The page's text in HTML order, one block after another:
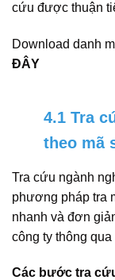
cứu được thuận
Download danh
ĐÂY
4.1 Tra
theo mã
Tra cứu ngành
phương pháp tra
nhanh và đơn
công ty thông qua
Các bước tra